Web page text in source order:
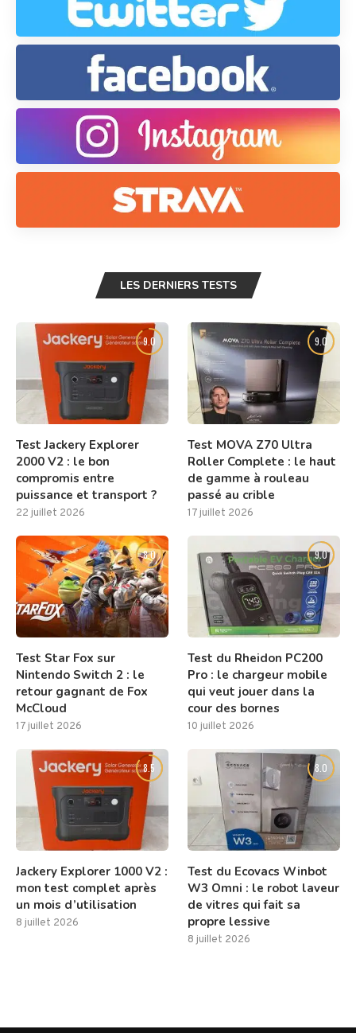
LES DERNIERS TESTS
9.0
Test Jackery Explorer
2000 V2 : le bon
compromis entre
puissance et transport ?
22 juillet 2026
9.0
Test MOVA Z70 Ultra
Roller Complete : le haut
de gamme à rouleau
passé au crible
17 juillet 2026
8.0
Test Star Fox sur
Nintendo Switch 2 : le
retour gagnant de Fox
McCloud
17 juillet 2026
9.0
Test du Rheidon PC200
Pro : le chargeur mobile
qui veut jouer dans la
cour des bornes
10 juillet 2026
8.5
Jackery Explorer 1000 V2 :
mon test complet après
un mois d’utilisation
8 juillet 2026
8.0
Test du Ecovacs Winbot
W3 Omni : le robot laveur
de vitres qui fait sa
propre lessive
8 juillet 2026